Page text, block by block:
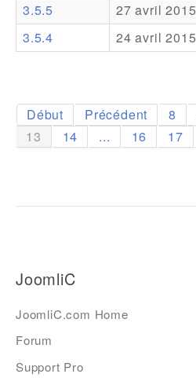
3.5.5
27 avril 2015
3.5.4
24 avril 2015
Début Précédent 8
13
14 ... 16 17
JoomliC
JoomliC.com Home
Forum
Support Pro